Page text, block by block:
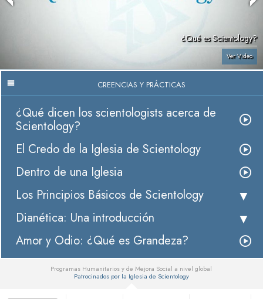
¿Qué es Scientology?
Ver Video
CREENCIAS Y PRÁCTICAS
¿Qué dicen los scientologists acerca de
Scientology?
El Credo de la Iglesia de Scientology
Dentro de una Iglesia
Los Principios Básicos de Scientology
Dianética: Una introducción
Amor y Odio: ¿Qué es Grandeza?
Programas Humanitarios y de Mejora Social a nivel global
Patrocinados por la Iglesia de Scientology